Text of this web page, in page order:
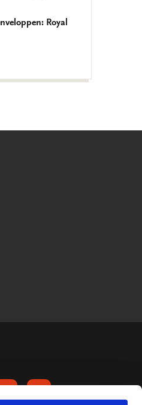
Royal
FACEBOOK
OP INSTAGRAM
VOLG ONS OP LINKEDIN
VOLG ONS OP